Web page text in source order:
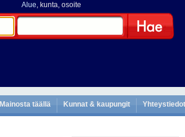
Alue, kunta, osoite
Mainosta täällä Kunnat & kaupungit Yhteystiedot